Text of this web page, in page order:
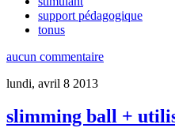
support pédagogique
tonus
aucun commentaire
lundi, avril 8 2013
slimming ball +